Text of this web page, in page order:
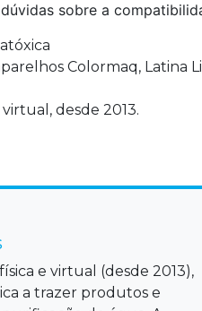
sobre a
Colormaq, Latina
virtual, desde 2013.
e virtual (desde 2013),
a trazer produtos e